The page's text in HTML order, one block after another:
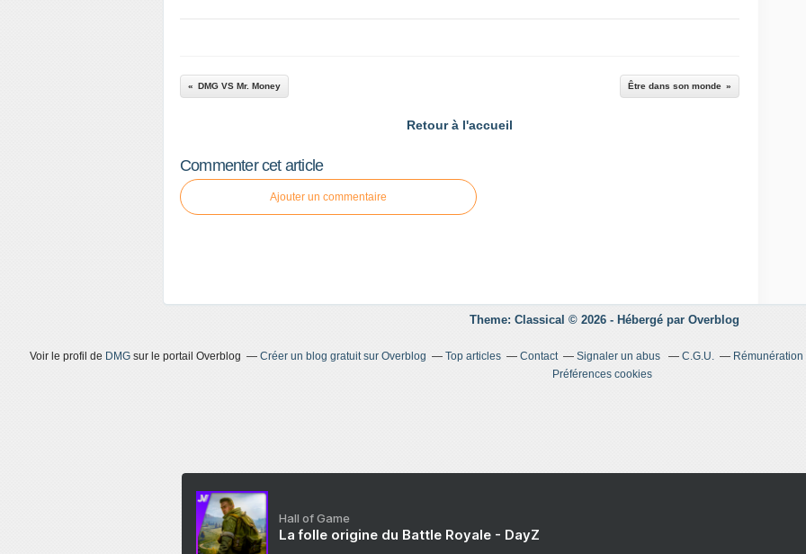
DMG VS Mr. Money Être dans son monde
Retour à l'accueil
Commenter cet article
Ajouter un commentaire
Theme: Classical © 2026 - Hébergé par Overblog
Voir le profil de DMG sur le portail Overblog Créer un blog gratuit sur Overblog Top articles Contact Signaler un abus C.G.U.
Préférences cookies
Hall of Game
La folle origine du Battle Royale - DayZ